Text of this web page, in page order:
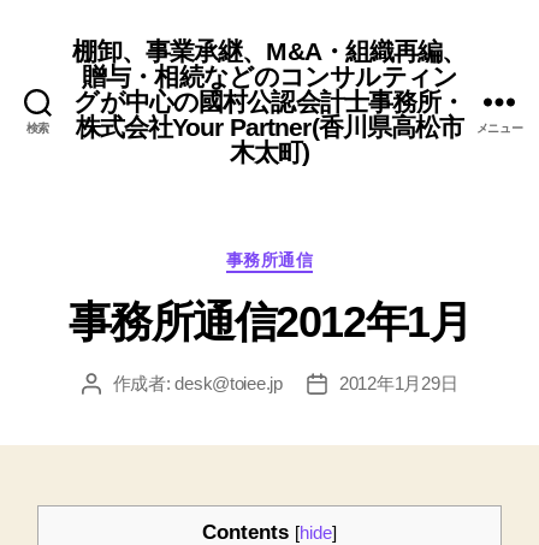
検索
棚卸、事業承継、M&A・組織再編、
贈与・相続などのコンサルティン
グが中心の國村公認会計士事務所・
株式会社Your Partner(香川県高松市
木太町)
メニュー
カ
ゴ
リ
事務所通信
事務所通信2012年1月
投 作成者:desk@toiee.jp
投
2012年1月29日
Contents [hide]